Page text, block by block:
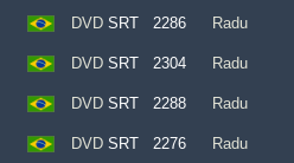
DVD SRT 2286 Radu
DVD SRT 2304 Radu
DVD SRT 2288 Radu
DVD SRT 2276 Radu